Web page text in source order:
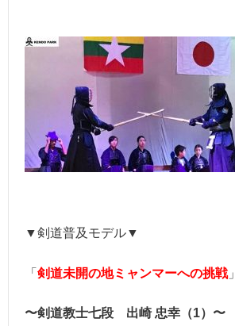
▼剣道普及モデル▼
「 剣道未開の地ミャンマーへの挑戦」
〜剣道教士七段 出崎 忠幸（1）〜